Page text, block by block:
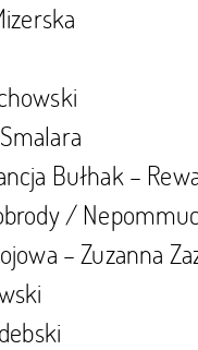
Bułhak –
/
– Zuzanna